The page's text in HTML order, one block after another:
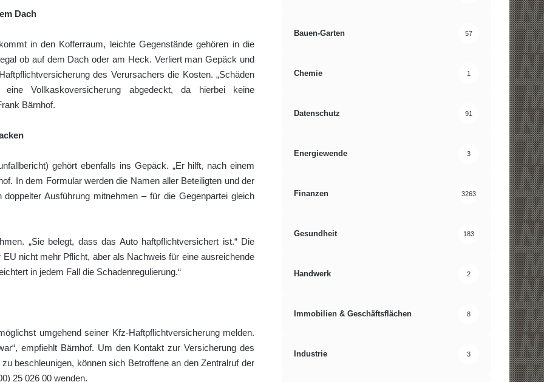
Dach
in den Kofferraum, leichte Gegenstände gehören in die
ob auf dem Dach oder am Heck. Verliert man Gepäck und
des Verursachers die Kosten. „Schäden
Vollkaskoversicherung abgedeckt, da hierbei keine
Bärnhof.
gehört ebenfalls ins Gepäck. „Er hilft, nach einem
In dem Formular werden die Namen aller Beteiligten und der
Ausführung mitnehmen – für die Gegenpartei gleich
„Sie belegt, dass das Auto haftpflichtversichert ist.“ Die
nicht mehr Pflicht, aber als Nachweis für eine ausreichende
in jedem Fall die Schadenregulierung.“
umgehend seiner Kfz-Haftpflichtversicherung melden.
empfiehlt Bärnhof. Um den Kontakt zur Versicherung des
beschleunigen, können sich Betroffene an den Zentralruf der
25 026 00 wenden.
Bauen-Garten 57
Chemie 1
Datenschutz 91
Energiewende 3
Finanzen 3263
Gesundheit 183
Handwerk 2
Immobilien & Geschäftsflächen 8
Industrie 3